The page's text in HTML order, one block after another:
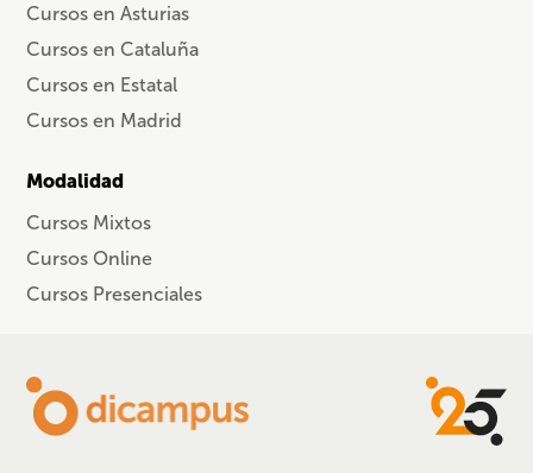
Cursos en Asturias
Cursos en Cataluña
Cursos en Estatal
Cursos en Madrid
Modalidad
Cursos Mixtos
Cursos Online
Cursos Presenciales